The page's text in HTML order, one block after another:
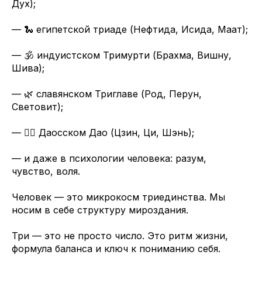
Дух);
— 🐍 египетской триаде (Нефтида, Исида, Маат);
— 🕉️ индуистском Тримурти (Брахма, Вишну,
Шива);
— 🌿 славянском Триглаве (Род, Перун,
Световит);
— 🧘‍♂️ Даосском Дао (Цзин, Ци, Шэнь);
— и даже в психологии человека: разум,
чувство, воля.
Человек — это микрокосм триединства. Мы
носим в себе структуру мироздания.
Три — это не просто число. Это ритм жизни,
формула баланса и ключ к пониманию себя.